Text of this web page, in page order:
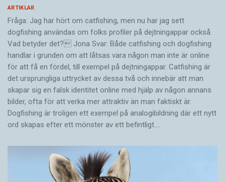
ARTIKLAR
Fråga: Jag har hört om catfishing, men nu har jag sett
dogfishing användas om folks profiler på dejtningappar också.
Vad betyder det? Jona Svar: Både catfishing och dogfishing
handlar i grunden om att låtsas vara någon man inte är online
för att få en fördel, till exempel på dejtningappar. Catfishing är
det ursprungliga uttrycket av dessa två och innebär att man
skapar sig en falsk identitet online med hjälp av någon annans
bilder, ofta för att verka mer attraktiv än man faktiskt är.
Dogfishing är troligen ett exempel på analogibildning där ett nytt
ord skapas efter ett mönster av ett befintligt.…